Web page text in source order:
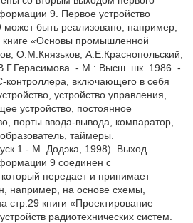
9. Первое устройство
быть реализовано, например,
книге «Основы промышленной
О.М.Князьков, А.Е.Краснопольский,
- М.: Высш. шк. 1986. -
контроллера, включающего в себя
устройство управления,
устройство, постоянное
порты ввода-вывода, компаратор,
таймеры.
1 - М. Додэка, 1998). Выход
9 соединен с
передает и принимает
например, на основе схемы,
стр.29 книги «Проектирование
радиотехнических систем.